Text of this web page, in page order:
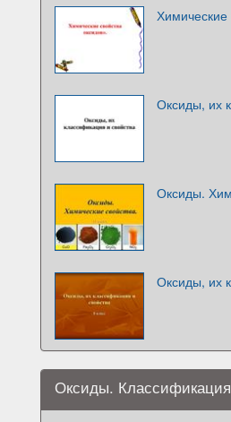
Химические
Оксиды, их
Оксиды.
Оксиды, их
Оксиды.